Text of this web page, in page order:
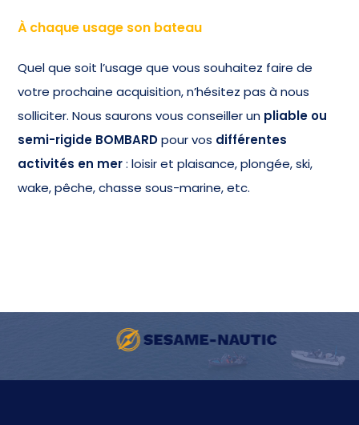
À chaque usage son bateau
Quel que soit l’usage que vous souhaitez faire de
votre prochaine acquisition, n’hésitez pas à nous
solliciter. Nous saurons vous conseiller un pliable ou
semi-rigide BOMBARDpour vos différentes
activités en mer: loisir et plaisance, plongée, ski,
wake, pêche, chasse sous-marine, etc.